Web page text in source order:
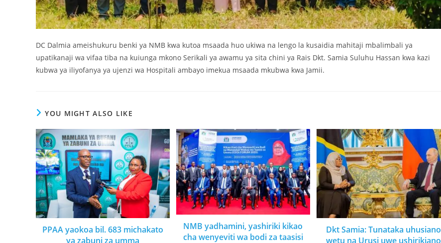
DC Dalmia ameishukuru benki ya NMB kwa kutoa msaada huo ukiwa na lengo la kusaidia mahitaji mbalimbali ya
upatikanaji wa vifaa tiba na kuiunga mkono Serikali ya awamu ya sita chini ya Rais Dkt. Samia Suluhu Hassan kwa kazi
kubwa ya iliyofanya ya ujenzi wa Hospitali ambayo imekua msaada mkubwa kwa Jamii.
YOU MIGHT ALSO LIKE
PPAA yaokoa bil. 683 michakato
ya zabuni za umma
NMB yadhamini, yashiriki kikao
cha wenyeviti wa bodi za taasisi
Dkt Samia: Tunataka uhusiano
wetu na Urusi uwe ushirikiano